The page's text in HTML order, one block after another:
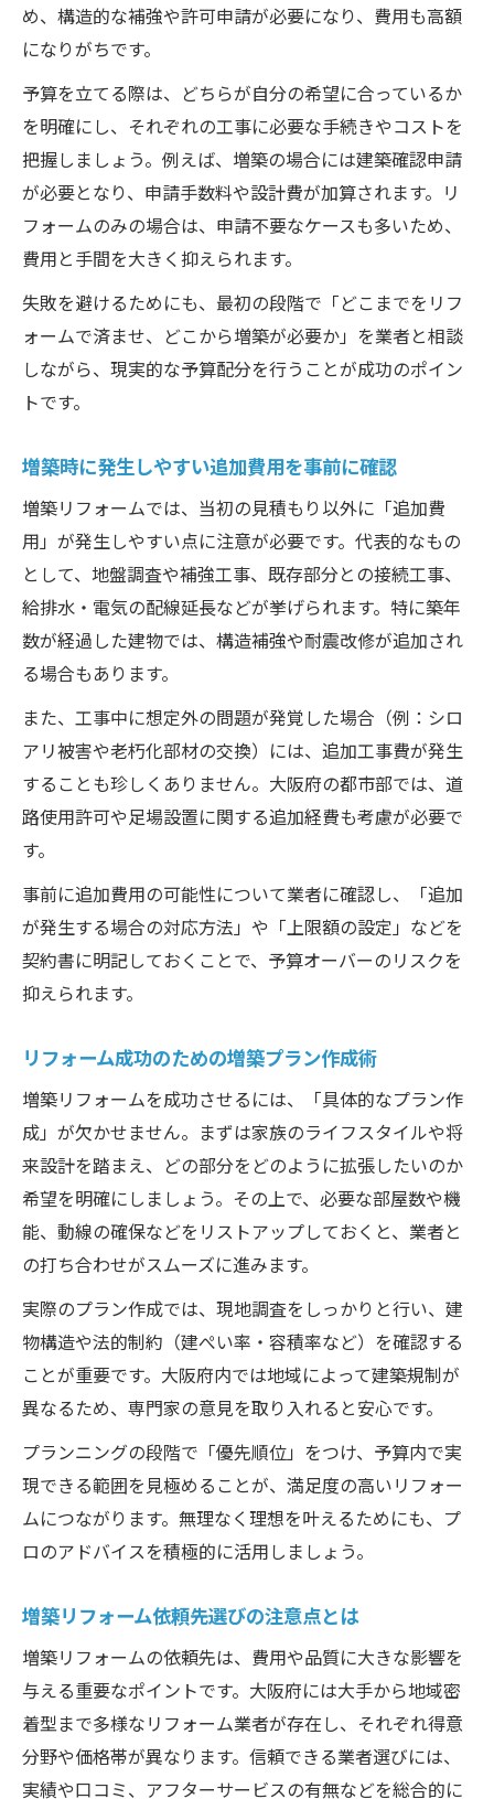
め、構造的な補強や許可申請が必要になり、費用も高額
になりがちです。
予算を立てる際は、どちらが自分の希望に合っているか
を明確にし、それぞれの工事に必要な手続きやコストを
把握しましょう。例えば、増築の場合には建築確認申請
が必要となり、申請手数料や設計費が加算されます。リ
フォームのみの場合は、申請不要なケースも多いため、
費用と手間を大きく抑えられます。
失敗を避けるためにも、最初の段階で「どこまでをリフ
ォームで済ませ、どこから増築が必要か」を業者と相談
しながら、現実的な予算配分を行うことが成功のポイン
トです。
増築時に発生しやすい追加費用を事前に確認
増築リフォームでは、当初の見積もり以外に「追加費
用」が発生しやすい点に注意が必要です。代表的なもの
として、地盤調査や補強工事、既存部分との接続工事、
給排水・電気の配線延長などが挙げられます。特に築年
数が経過した建物では、構造補強や耐震改修が追加され
る場合もあります。
また、工事中に想定外の問題が発覚した場合（例：シロ
アリ被害や老朽化部材の交換）には、追加工事費が発生
することも珍しくありません。大阪府の都市部では、道
路使用許可や足場設置に関する追加経費も考慮が必要で
す。
事前に追加費用の可能性について業者に確認し、「追加
が発生する場合の対応方法」や「上限額の設定」などを
契約書に明記しておくことで、予算オーバーのリスクを
抑えられます。
リフォーム成功のための増築プラン作成術
増築リフォームを成功させるには、「具体的なプラン作
成」が欠かせません。まずは家族のライフスタイルや将
来設計を踏まえ、どの部分をどのように拡張したいのか
希望を明確にしましょう。その上で、必要な部屋数や機
能、動線の確保などをリストアップしておくと、業者と
の打ち合わせがスムーズに進みます。
実際のプラン作成では、現地調査をしっかりと行い、建
物構造や法的制約（建ぺい率・容積率など）を確認する
ことが重要です。大阪府内では地域によって建築規制が
異なるため、専門家の意見を取り入れると安心です。
プランニングの段階で「優先順位」をつけ、予算内で実
現できる範囲を見極めることが、満足度の高いリフォー
ムにつながります。無理なく理想を叶えるためにも、プ
ロのアドバイスを積極的に活用しましょう。
増築リフォーム依頼先選びの注意点とは
増築リフォームの依頼先は、費用や品質に大きな影響を
与える重要なポイントです。大阪府には大手から地域密
着型まで多様なリフォーム業者が存在し、それぞれ得意
分野や価格帯が異なります。信頼できる業者選びには、
実績や口コミ、アフターサービスの有無などを総合的に